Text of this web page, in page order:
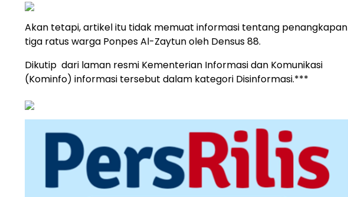
Akan tetapi, artikel itu tidak memuat informasi tentang penangkapan
tiga ratus warga Ponpes Al-Zaytun oleh Densus 88.
Dikutip dari laman resmi Kementerian Informasi dan Komunikasi
(Kominfo) informasi tersebut dalam kategori Disinformasi.***